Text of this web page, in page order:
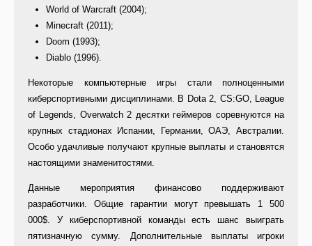
World of Warcraft (2004);
Minecraft (2011);
Doom (1993);
Diablo (1996).
Некоторые компьютерные игры стали полноценными
киберспортивными дисциплинами. В Dota 2, CS:GO, League
of Legends, Overwatch 2 десятки геймеров соревнуются на
крупных стадионах Испании, Германии, ОАЭ, Австралии.
Особо удачливые получают крупные выплаты и становятся
настоящими знаменитостями.
Данные мероприятия финансово поддерживают
разработчики. Общие гарантии могут превышать 1 500
000$. У киберспортивной команды есть шанс выиграть
пятизначную сумму. Дополнительные выплаты игроки